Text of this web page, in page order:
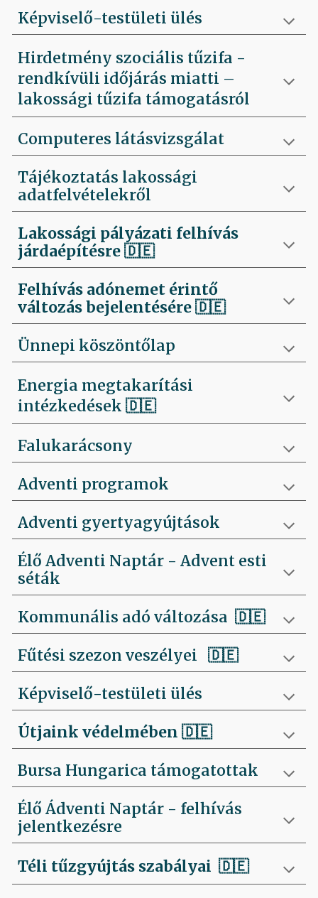
Képviselő-testületi ülés
Hirdetmény szociális tűzifa -
rendkívüli időjárás miatti –
lakossági tűzifa támogatásról
Computeres látásvizsgálat
Tájékoztatás lakossági
adatfelvételekről
Lakossági pályázati felhívás
járdaépítésre🇩🇪
Felhívás adónemet érintő
változás bejelentésére 🇩🇪
Ünnepi köszöntőlap
Energia megtakarítási
intézkedések 🇩🇪
Falukarácsony
Adventi programok
Adventi gyertyagyújtások
Élő Adventi Naptár - Advent esti
séták
Kommunális adó változása 🇩🇪
Fűtési szezon veszélyei 🇩🇪
Képviselő-testületi ülés
Útjaink védelmében🇩🇪
Bursa Hungarica támogatottak
Élő Ádventi Naptár - felhívás
jelentkezésre
Téli tűzgyújtás szabályai 🇩🇪